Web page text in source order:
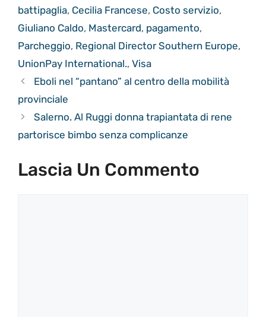
battipaglia, Cecilia Francese, Costo servizio,
Giuliano Caldo, Mastercard, pagamento,
Parcheggio, Regional Director Southern Europe,
UnionPay International., Visa
Eboli nel “pantano” al centro della mobilità
provinciale
Salerno. Al Ruggi donna trapiantata di rene
partorisce bimbo senza complicanze
Lascia Un Commento